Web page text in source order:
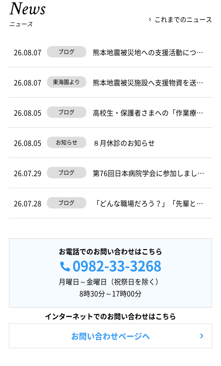
News
ニュース
26.08.07 ブログ 熊本地震被災地への支援活動について
26.08.07 東海園より 熊本地震被災施設へ支援物資を送付しました。
26.08.05 ブログ 高校生・保護者さまへの「作業療法士」業務の紹介と経験談について
26.08.05 お知らせ ８月休診のお知らせ
26.07.29 ブログ 第76回日本病院学会に参加しました！
26.07.28 ブログ 「どんな職場だろう？」「先輩とうまくやっていけるかな？」
これまでのニュース
お電話でのお問い合わせはこちら
0982-33-3268
月曜日～金曜日（祝祭日を除く）
8時30分～17時00分
インターネットでのお問い合わせはこちら
お問い合わせページへ